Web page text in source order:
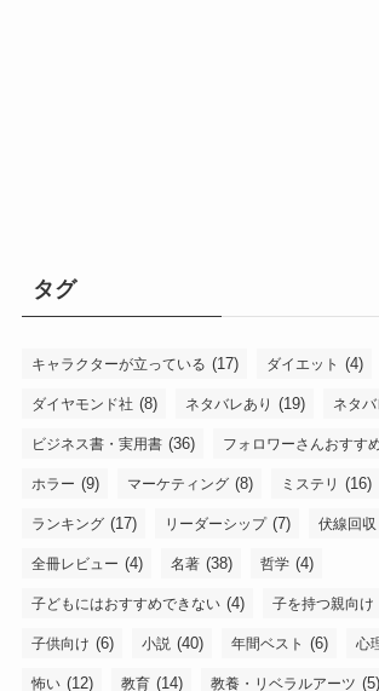
タグ
キャラクターが立っている (17) ダイエット (4)
ダイヤモンド社 (8) ネタバレあり (19) ネタ
ビジネス書・実用書 (36) フォロワーさんおすす
ホラー (9) マーケティング (8) ミステリ (16)
ランキング (17) リーダーシップ(7) 伏線回収
全冊レビュー (4) 名著 (38) 哲学 (4)
子どもにはおすすめできない (4) 子を持つ親向け
子供向け (6) 小説 (40) 年間ベスト (6) 心
怖い (12) 教育 (14) 教養・リベラルアーツ (5)